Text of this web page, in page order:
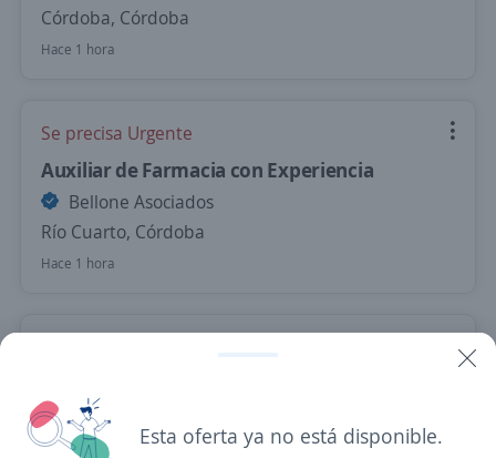
Córdoba, Córdoba
Hace 1 hora
Se precisa Urgente
Auxiliar de Farmacia con Experiencia
Bellone Asociados
Río Cuarto, Córdoba
Hace 1 hora
Córdoba, Córdoba
Remoto
Esta oferta ya no está disponible.